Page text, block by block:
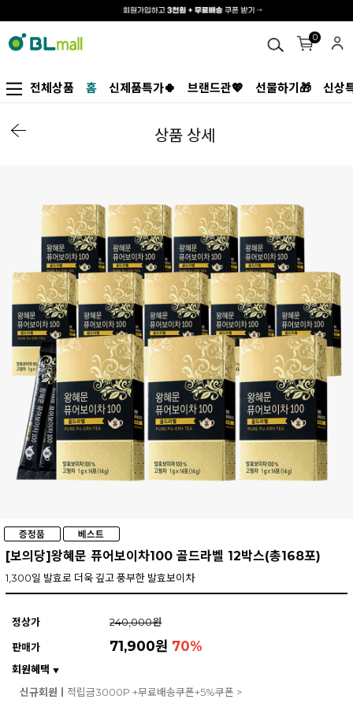
0
전체상품 홈 신제품특가🍀 브랜드관💖 선물하기🎁 신상
상품 상세
[보의당]왕혜문 퓨어보이차100 골드라벨 12박스(총168포)
1,300일 발효로 더욱 깊고 풍부한 발효보이차
정상가
240,000원
판매가
71,900원 70%
회원혜택 ▼
신규회원ㅣ 적립금3000P +무료배송쿠폰+5%쿠폰 >